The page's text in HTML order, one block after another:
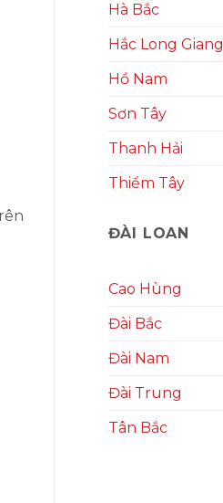
Hà Bắc
Hắc Long Giang
Hồ Nam
Sơn Tây
Thanh Hải
Thiểm Tây
ĐÀI LOAN
Cao Hùng
Đài Bắc
Đài Nam
Đài Trung
Tân Bắc